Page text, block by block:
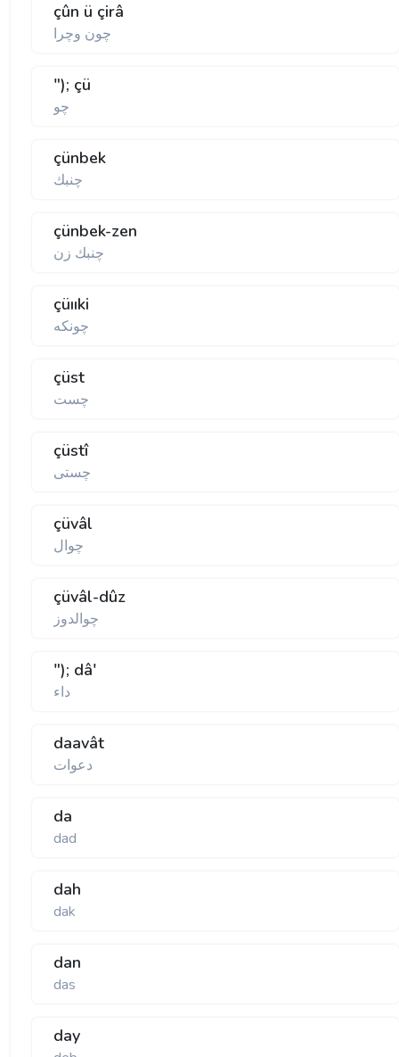
çûn ü çirâ
چون وچرا
"); çü
چو
çünbek
چنبك
çünbek-zen
چنبك زن
çüııki
چونكه
çüst
چست
çüstî
چستی
çüvâl
چوال
çüvâl-dûz
چوالدوز
"); dâ'
داء
daavât
دعوات
da
dad
dah
dak
dan
das
day